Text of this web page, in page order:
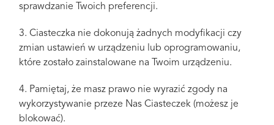
sprawdzanie Twoich preferencji.
3. Ciasteczka nie dokonują żadnych modyfikacji czy
zmian ustawień w urządzeniu lub oprogramowaniu,
które zostało zainstalowane na Twoim urządzeniu.
4. Pamiętaj, że masz prawo nie wyrazić zgody na
wykorzystywanie przeze Nas Ciasteczek (możesz je
blokować).